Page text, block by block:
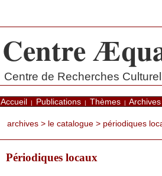
Centre
Centre de Recherches
Accueil | Publications | Thèmes | Archives
archives> le catalogue> périodiques
Périodiques locaux